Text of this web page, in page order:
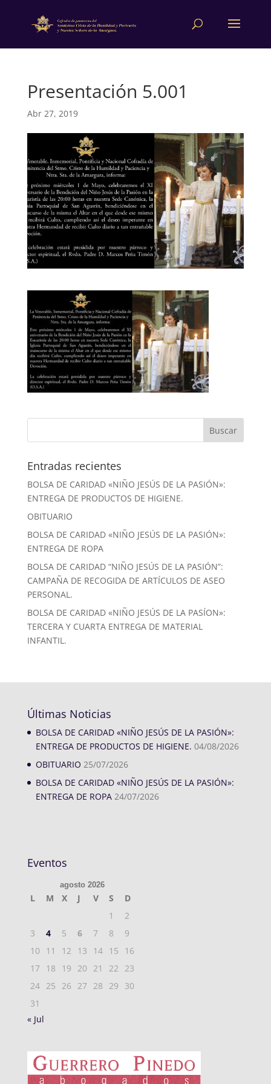
Presentación 5.001
Abr 27, 2019
Entradas recientes
BOLSA DE CARIDAD «NIÑO JESÚS DE LA PASIÓN»:
ENTREGA DE PRODUCTOS DE HIGIENE.
OBITUARIO
BOLSA DE CARIDAD «NIÑO JESÚS DE LA PASIÓN»:
ENTREGA DE ROPA
BOLSA DE CARIDAD “NIÑO JESÚS DE LA PASIÓN”:
CAMPAÑA DE RECOGIDA DE ARTÍCULOS DE ASEO
PERSONAL.
BOLSA DE CARIDAD «NIÑO JESÚS DE LA PASÍON»:
TERCERA Y CUARTA ENTREGA DE MATERIAL
INFANTIL.
Últimas Noticias
BOLSA DE CARIDAD «NIÑO JESÚS DE LA PASIÓN»:
ENTREGA DE PRODUCTOS DE HIGIENE. 04/08/2026
OBITUARIO 25/07/2026
BOLSA DE CARIDAD «NIÑO JESÚS DE LA PASIÓN»:
ENTREGA DE ROPA 24/07/2026
Eventos
agosto 2026
L M X J V S
D
1
2
3
4 5 6 7 8
9
10
11 12 13 14 15
16
17
18 19 20 21 22
23
24 25 26 27 28 29
30
31
« Jul